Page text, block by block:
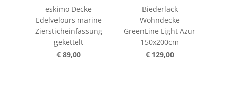
eskimo Decke
Edelvelours marine
Ziersticheinfassung
gekettelt
€ 89,00
Biederlack
Wohndecke
GreenLine Light Azur
150x200cm
€ 129,00